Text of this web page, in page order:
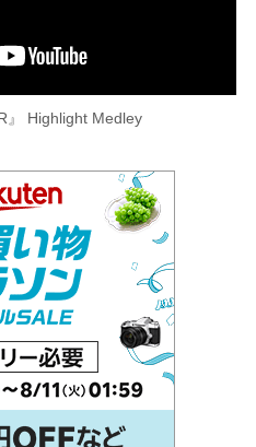
』 Highlight Medley